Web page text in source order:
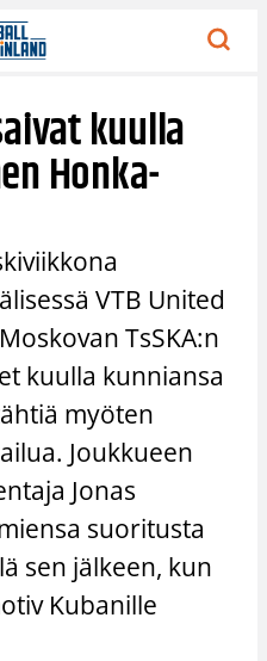
kuulla
Honka-
VTB United
TsSKA:n
kuulla kunniansa
myöten
Joukkueen
Jonas
suoritusta
sen jälkeen, kun
Kubanille